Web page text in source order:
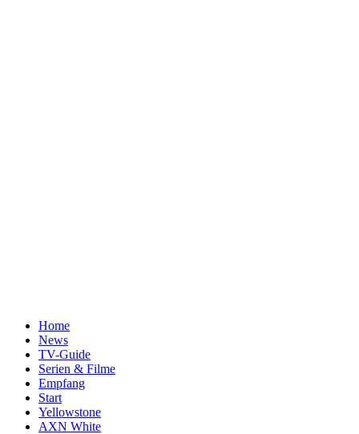
Home
News
TV-Guide
Serien & Filme
Empfang
Start
Yellowstone
AXN White